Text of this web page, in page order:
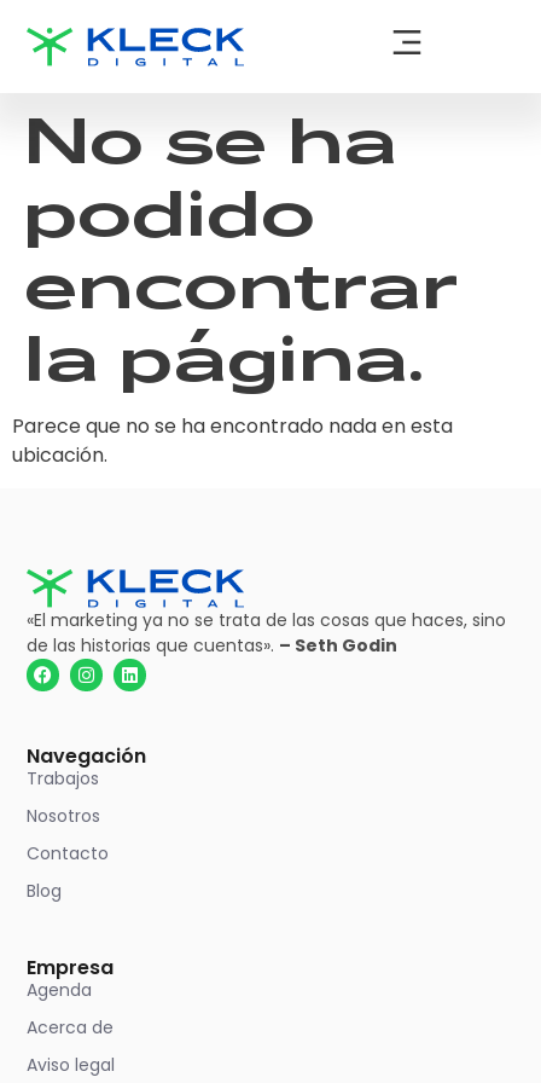
No se ha
podido
encontrar
la página.
Parece que no se ha encontrado nada en esta
ubicación.
«El marketing ya no se trata de las cosas que haces, sino
de las historias que cuentas». – Seth Godin
Navegación
Trabajos
Nosotros
Contacto
Blog
Empresa
Agenda
Acerca de
Aviso legal